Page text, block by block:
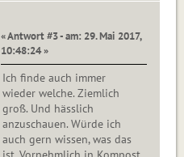
« Antwort #3 - am: 29. Mai 2017,
10:48:24 »
Ich finde auch immer
wieder welche. Ziemlich
groß. Und hässlich
anzuschauen. Würde ich
auch gern wissen, was das